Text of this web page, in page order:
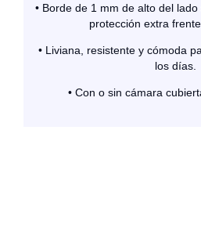
• Borde de 1 mm de alto del
protección extra
• Liviana, resistente y cómoda
los días.
• Con o sin cámara